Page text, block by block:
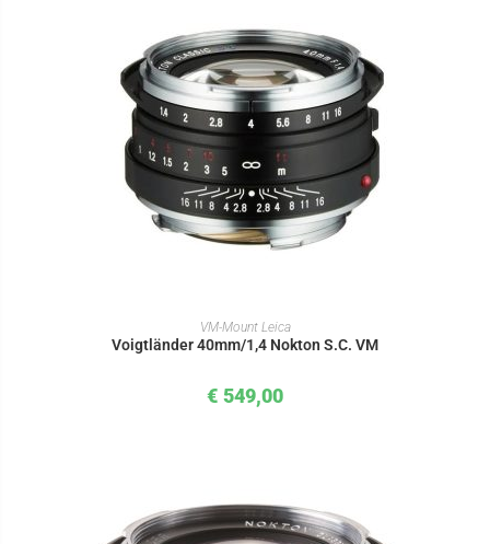
IN DEN WARENKORB
VM-Mount Leica
Voigtländer 40mm/1,4 Nokton S.C. VM
€ 549,00